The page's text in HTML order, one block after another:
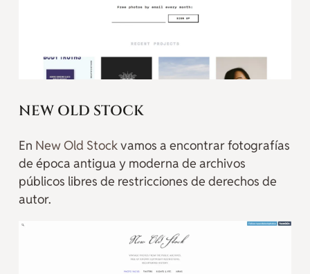
NEW OLD STOCK
En New Old Stockvamos a encontrar fotografías
de época antigua y moderna de archivos
públicos libres de restricciones de derechos de
autor.